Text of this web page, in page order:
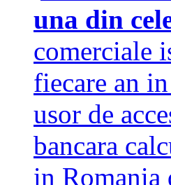
una din
comerciale
fiecare an
usor de
bancara
in Romania